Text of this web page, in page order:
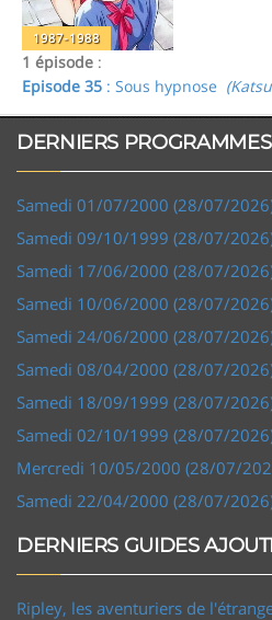
1987-1988
1 épisode :
Episode 35 : Sous hypnose
DERNIERS
Samedi 01/07/2000 (28/07/
Samedi 09/10/1999 (28/07/
Samedi 17/06/2000 (28/07/
Samedi 10/06/2000 (28/07/
Samedi 24/06/2000 (28/07/
Samedi 08/04/2000 (28/07/
Samedi 18/09/1999 (28/07/
Samedi 02/10/1999 (28/07/
Mercredi 10/05/2000 (28/07/
Samedi 22/04/2000 (28/07/
DERNIERS GUIDES
Ripley, les aventuriers de